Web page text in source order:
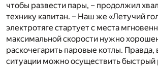
чтобы развести пары, – продолжил
технику капитан. – Наш же «Летучий
электротяге стартует с места
максимальной скорости нужно
раскочегарить паровые котлы. Правда,
ситуации можно осуществить быстрый